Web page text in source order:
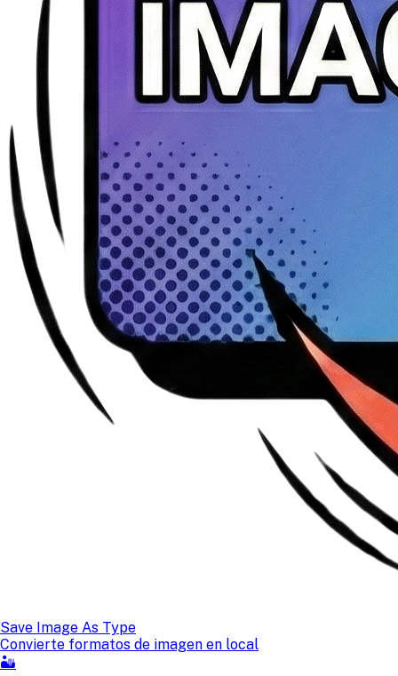
Save Image As Type
Convierte formatos de imagen en local
🏜️